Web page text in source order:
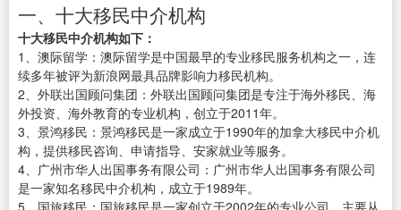
一、十大移民中介机构
十大移民中介机构如下：
1、澳际留学：澳际留学是中国最早的专业移民服务机构之一，连
续多年被评为新浪网最具品牌影响力移民机构。
2、外联出国顾问集团：外联出国顾问集团是专注于海外移民、海
外投资、海外教育的专业机构，创立于2011年。
3、景鸿移民：景鸿移民是一家成立于1990年的加拿大移民中介机
构，提供移民咨询、申请指导、安家就业等服务。
4、广州市华人出国事务有限公司：广州市华人出国事务有限公司
是一家知名移民中介机构，成立于1989年。